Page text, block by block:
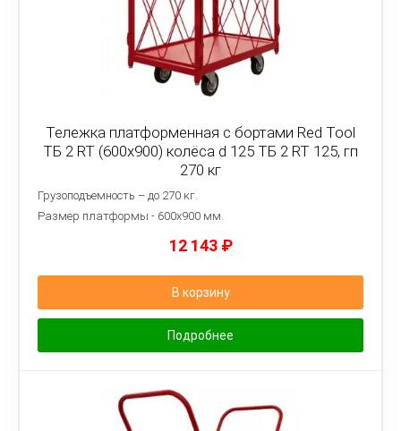
Тележка платформенная с бортами Red Tool
ТБ 2 RT (600x900) колёса d 125 ТБ 2 RT 125, гп
270 кг
Грузоподъемность – до 270 кг.
Размер платформы - 600х900 мм.
12 143 ₽
В корзину
Подробнее